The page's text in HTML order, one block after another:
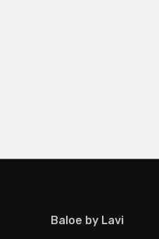
Baloe by Lavi